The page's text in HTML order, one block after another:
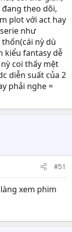
theo dõi,
plot với act hay
như
nỳ dù
kiểu fantasy dễ
coi thấy mệt
diễn suất của 2
phải nghe =
#51
xem phim